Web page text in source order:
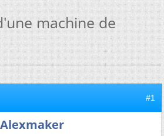
machine de
#1
Alexmaker